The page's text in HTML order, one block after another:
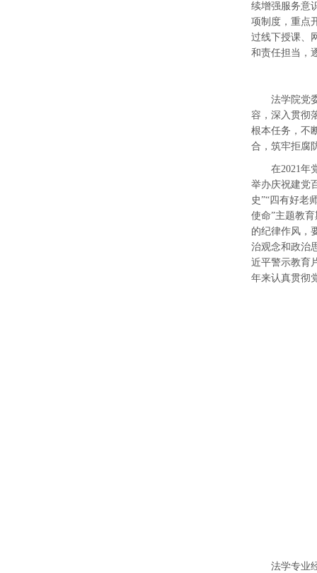
续增强服务意
项制度，重点
过线下授课、
和责任担当，
法学院党
容，深入贯彻
根本任务，不
合，筑牢拒腐
在2021年
举办庆祝建党
史”“四有好老
使命”主题教
的纪律作风，
治观念和政治
近平警示教育
年来认真贯彻
法学专业